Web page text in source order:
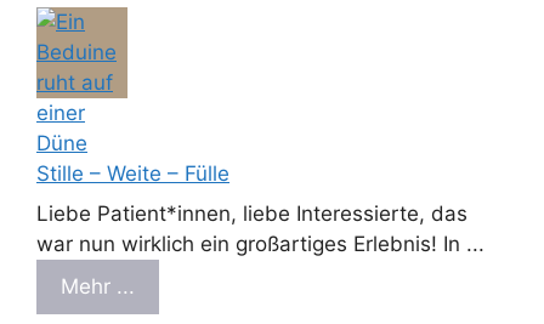
Stille – Weite – Fülle
Liebe Patient*innen, liebe Interessierte, das
war nun wirklich ein großartiges Erlebnis! In ...
Mehr ...